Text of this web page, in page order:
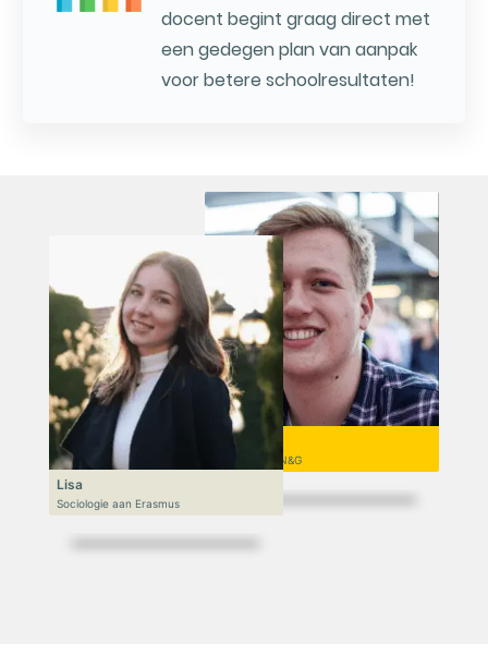
docent begint graag direct met
een gedegen plan van aanpak
voor betere schoolresultaten!
Niek
VWO 6, N&T/N&G
Lisa
Sociologie aan Erasmus